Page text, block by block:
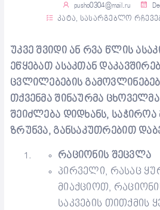
pusho0304@mail.ru
კატა, სასარგებლო
უკვეშვიდი ან რვა წლის
ეწყებათასაკთან
ცვლილებების
თქვენმა შინაურმა
შეიძლება დიდხანს, საჭიროა
ზრუნვა,განსაკუთრებით
რაციონის შეცვლა
პირველი, რასაც
მიაქციოთ,
საკვების თითქმის